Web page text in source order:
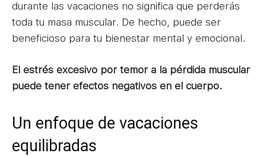
durante las vacaciones no significa que perderás
toda tu masa muscular. De hecho, puede ser
beneficioso para tu bienestar mental y emocional.
El estrés excesivo por temor a la pérdida muscular
puede tener efectos negativos en el cuerpo.
Un enfoque de vacaciones
equilibradas